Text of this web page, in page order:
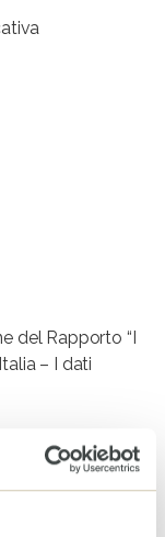
del Rapporto “I
– I dati
INFANZIA